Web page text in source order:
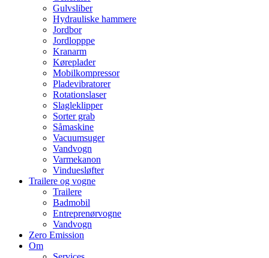
Gulvsliber
Hydrauliske hammere
Jordbor
Jordlopppe
Kranarm
Køreplader
Mobilkompressor
Pladevibratorer
Rotationslaser
Slagleklipper
Sorter grab
Såmaskine
Vacuumsuger
Vandvogn
Varmekanon
Vinduesløfter
Trailere og vogne
Trailere
Badmobil
Entreprenørvogne
Vandvogn
Zero Emission
Om